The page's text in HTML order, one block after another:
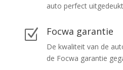
auto perfect uitgedeukt
Z Focwa garantie
De kwaliteit van de
de Focwa garantie